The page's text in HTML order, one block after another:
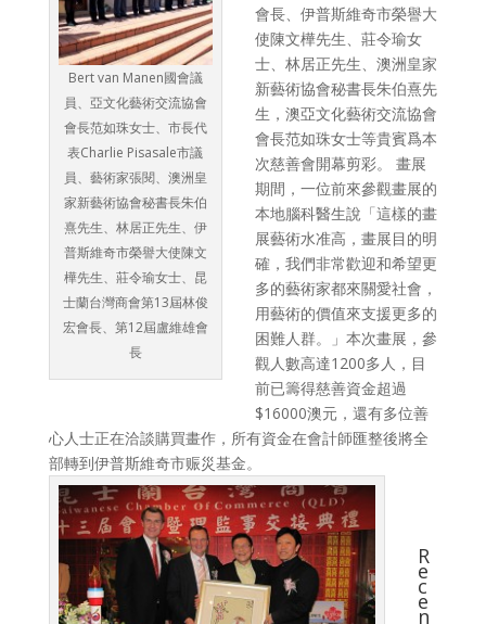
Bert van Manen國會議
員、亞文化藝術交流協會
會長范如珠女士、市長代
表Charlie Pisasale市議
員、藝術家張閱、澳洲皇
家新藝術協會秘書長朱伯
熹先生、林居正先生、伊
普斯維奇市榮譽大使陳文
樺先生、莊令瑜女士、昆
士蘭台灣商會第13屆林俊
宏會長、第12屆盧維雄會
長
會長、伊普斯維奇市榮譽大
使陳文樺先生、莊令瑜女
士、林居正先生、澳洲皇家
新藝術協會秘書長朱伯熹先
生，澳亞文化藝術交流協會
會長范如珠女士等貴賓爲本
次慈善會開幕剪彩。 畫展
期間，一位前來參觀畫展的
本地腦科醫生說「這樣的畫
展藝術水准高，畫展目的明
確，我們非常歡迎和希望更
多的藝術家都來關愛社會，
用藝術的價值來支援更多的
困難人群。」本次畫展，參
觀人數高達1200多人，目
前已籌得慈善資金超過
$16000澳元，還有多位善
心人士正在洽談購買畫作，所有資金在會計師匯整後將全
部轉到伊普斯維奇市赈災基金。
R
e
c
e
n